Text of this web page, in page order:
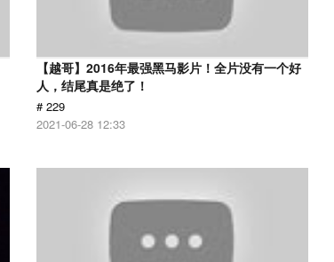
【越哥】2016年最强黑马影片！全片没有一个好
人，结尾真是绝了！
# 229
2021-06-28 12:33